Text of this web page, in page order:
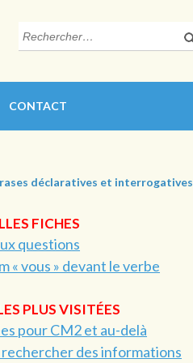
Rechercher :
CONTACT
déclaratives et interrogatives
FICHES
questions
« vous » devant le verbe
PLUS VISITÉES
pour CM2 et au-delà
des informations